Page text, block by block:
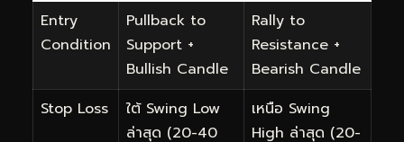
Entry
Condition
Pullback to
Support +
Bullish Candle
Rally to
Resistance +
Bearish Candle
Stop Loss
ใต้ Swing Low
ล่าสุด (20-40
เหนือ Swing
High ล่าสุด (20-